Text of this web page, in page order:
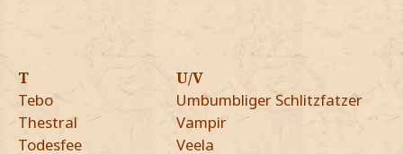
T
Tebo
Thestral
Todesfee
U/V
Umbumbliger Schlitzfatzer
Vampir
Veela